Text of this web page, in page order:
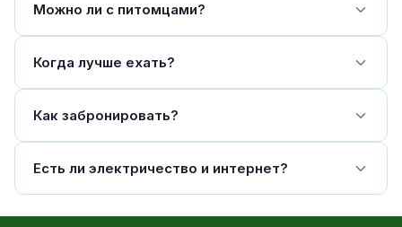
Можно ли с питомцами?
Когда лучше ехать?
Как забронировать?
Есть ли электричество и интернет?